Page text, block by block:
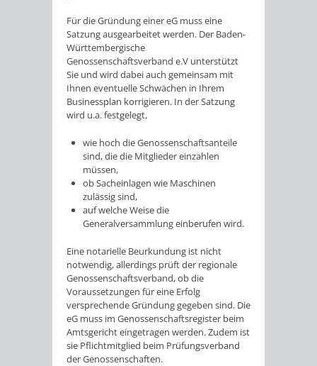
Für die Gründung einer eG muss eine
Satzung ausgearbeitet werden. Der Baden-
Württembergische
Genossenschaftsverband e.V unterstützt
Sie und wird dabei auch gemeinsam mit
Ihnen eventuelle Schwächen in Ihrem
Businessplan korrigieren. In der Satzung
wird u.a. festgelegt,
wie hoch die Genossenschaftsanteile
sind, die die Mitglieder einzahlen
müssen,
ob Sacheinlagen wie Maschinen
zulässig sind,
auf welche Weise die
Generalversammlung einberufen wird.
Eine notarielle Beurkundung ist nicht
notwendig, allerdings prüft der regionale
Genossenschaftsverband, ob die
Voraussetzungen für eine Erfolg
versprechende Gründung gegeben sind. Die
eG muss im Genossenschaftsregister beim
Amtsgericht eingetragen werden. Zudem ist
sie Pflichtmitglied beim Prüfungsverband
der Genossenschaften.